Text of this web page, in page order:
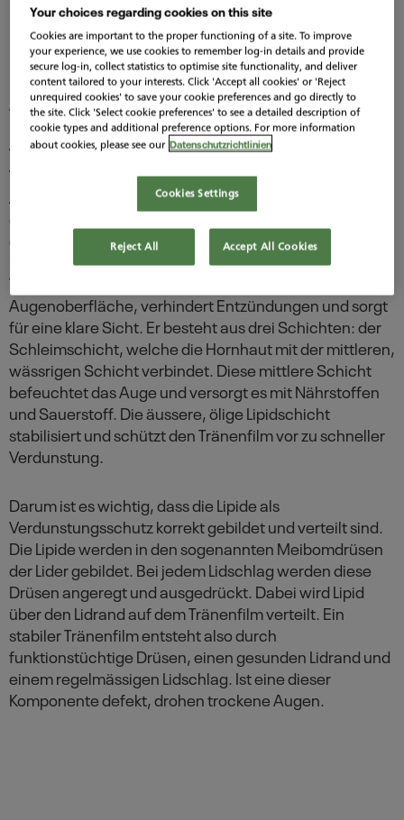
Ursachen von trockenen Augen
Trockene Augenlider
Produkte
Rund ums Thema trockene
Augen
Wie kommt es, dass die Augen zu trocken sind?
Wissenschaftliche Erkenntnisse zeigen, dass trockene
Augen in fast 80% der Fälle durch erhöhte Verdunstung
entstehen. Die erhöhte Verdunstung wiederum wird
durch einen defekten Lipidschutzfilm verursacht. Der
Lipidschutzfilm ist Teil eines gesunden, stabilen
Tränenfilms. Unser Tränenfilm reinigt und schützt die
Augenoberfläche, verhindert Entzündungen und sorgt
für eine klare Sicht. Er besteht aus drei Schichten: der
Schleimschicht, welche die Hornhaut mit der mittleren,
wässrigen Schicht verbindet. Diese mittlere Schicht
befeuchtet das Auge und versorgt es mit Nährstoffen
und Sauerstoff. Die äussere, ölige Lipidschicht
stabilisiert und schützt den Tränenfilm vor zu schneller
Verdunstung.
Darum ist es wichtig, dass die Lipide als
Verdunstungsschutz korrekt gebildet und verteilt sind.
Die Lipide werden in den sogenannten Meibomdrüsen
der Lider gebildet. Bei jedem Lidschlag werden diese
Drüsen angeregt und ausgedrückt. Dabei wird Lipid
über den Lidrand auf dem Tränenfilm verteilt. Ein
stabiler Tränenfilm entsteht also durch
funktionstüchtige Drüsen, einen gesunden Lidrand und
einem regelmässigen Lidschlag. Ist eine dieser
Komponente defekt, drohen trockene Augen.
Your choices regarding cookies on this site
Cookies are important to the proper functioning of a site. To improve
your experience, we use cookies to remember log-in details and provide
secure log-in, collect statistics to optimise site functionality, and deliver
content tailored to your interests. Click 'Accept all cookies' or 'Reject
unrequired cookies' to save your cookie preferences and go directly to
the site. Click 'Select cookie preferences' to see a detailed description of
cookie types and additional preference options. For more information
about cookies, please see our Datenschutzrichtlinien
Cookies Settings
Reject All Accept All Cookies